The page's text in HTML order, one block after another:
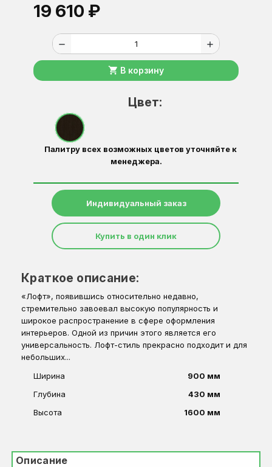
19 610 ₽
remove add
shopping_cart В корзину
Цвет:
Палитру всех возможных цветов уточняйте к
менеджера.
Индивидуальный заказ
Купить в один клик
Краткое описание:
«Лофт», появившись относительно недавно,
стремительно завоевал высокую популярность и
широкое распространение в сфере оформления
интерьеров. Одной из причин этого является его
универсальность. Лофт-стиль прекрасно подходит и для
небольших...
Ширина
900 мм
Глубина
430 мм
Высота
1600 мм
Описание